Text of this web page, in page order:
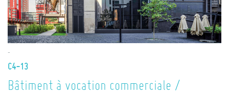
C4-13
Bâtiment à vocation commerciale /
-